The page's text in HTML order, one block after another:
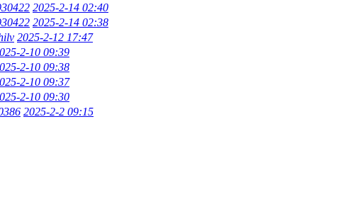
2025-2-14 02:40
2025-2-14 02:38
2025-2-12 17:47
2-10 09:39
2-10 09:38
2-10 09:37
2-10 09:30
2025-2-2 09:15